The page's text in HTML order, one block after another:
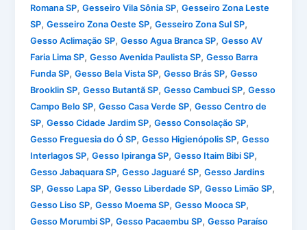
Romana SP,Gesseiro Vila Sônia SP,Gesseiro Zona Leste
SP,Gesseiro Zona Oeste SP,Gesseiro Zona Sul SP,
Gesso Aclimação SP,Gesso Agua Branca SP,Gesso AV
Faria Lima SP,Gesso Avenida Paulista SP,Gesso Barra
Funda SP,Gesso Bela Vista SP,Gesso Brás SP,Gesso
Brooklin SP,Gesso Butantã SP,Gesso Cambuci SP,Gesso
Campo Belo SP,Gesso Casa Verde SP,Gesso Centro de
SP,Gesso Cidade Jardim SP,Gesso Consolação SP,
Gesso Freguesia do Ó SP,Gesso Higienópolis SP,Gesso
Interlagos SP,Gesso Ipiranga SP,Gesso Itaim Bibi SP,
Gesso Jabaquara SP,Gesso Jaguaré SP,Gesso Jardins
SP,Gesso Lapa SP,Gesso Liberdade SP,Gesso Limão SP,
Gesso Liso SP,Gesso Moema SP,Gesso Mooca SP,
Gesso Morumbi SP,Gesso Pacaembu SP,Gesso Paraíso